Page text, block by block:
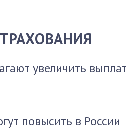
увеличить
повысить в России